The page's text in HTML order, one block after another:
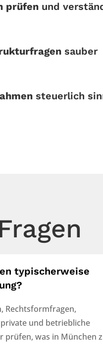
prüfen und
sauber
steuerlich
typischerweise
Rechtsformfragen,
und betriebliche
prüfen, was in München